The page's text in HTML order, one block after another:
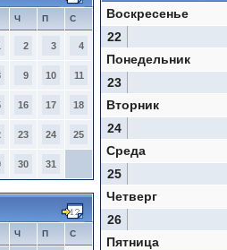
Ч П С
2 3 4
9 10 11
16 17 18
23 24 25
30 31
Ч П С
Воскресенье
22
Понедельник
23
Вторник
24
Среда
25
Четверг
26
Пятница